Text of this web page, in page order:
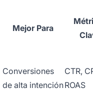
Mejor Para
Conversiones
de alta intención
CTR,
ROAS